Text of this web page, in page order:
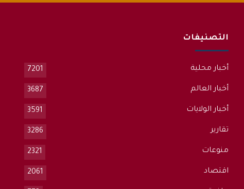
التصنيفات
أخبار محلية 7201
أخبار العالم 3687
أخبار الولايات 3591
تقارير 3286
منوعات 2321
اقتصاد 2061